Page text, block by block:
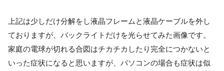
上記は少しだけ分解をし液晶フレームと液晶ケーブルを外し
ておりますが、バックライトだけを光らせてみた画像です。
家庭の電球が切れる合図はチカチカしたり完全につかないと
いった症状になると思いますが、パソコンの場合も症状は似